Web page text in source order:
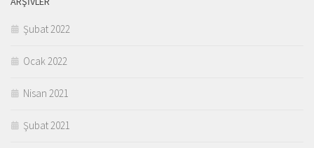
Şubat 2022
Ocak 2022
Nisan 2021
Şubat 2021